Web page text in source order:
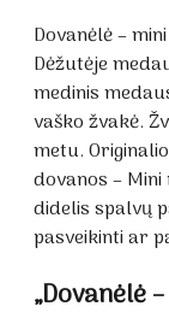
Dovanėlė –
Dėžutėje
medinis
vaško žvakė.
metu.
dovanos –
didelis spalvų
pasveikinti ar
„Dovanėlė